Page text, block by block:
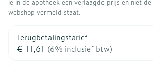
je in de apotheek een verlaagde prijs en niet
webshop vermeld staat.
Terugbetalingstarief
€ 11,61 (6% inclusief btw)